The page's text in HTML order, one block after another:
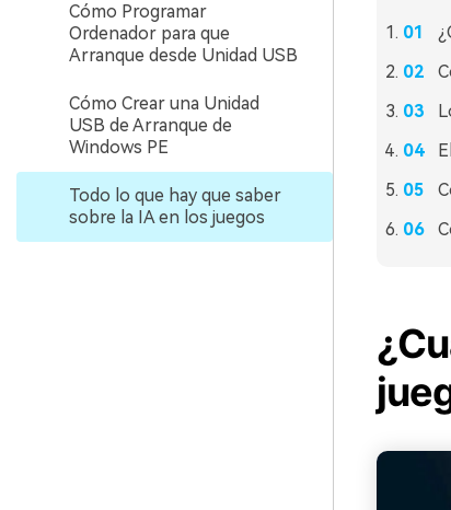
Cómo Programar
Ordenador para que
Arranque desde Unidad USB
Cómo Crear una Unidad
USB de Arranque de
Windows PE
Todo lo que hay que saber
sobre la IA en los juegos